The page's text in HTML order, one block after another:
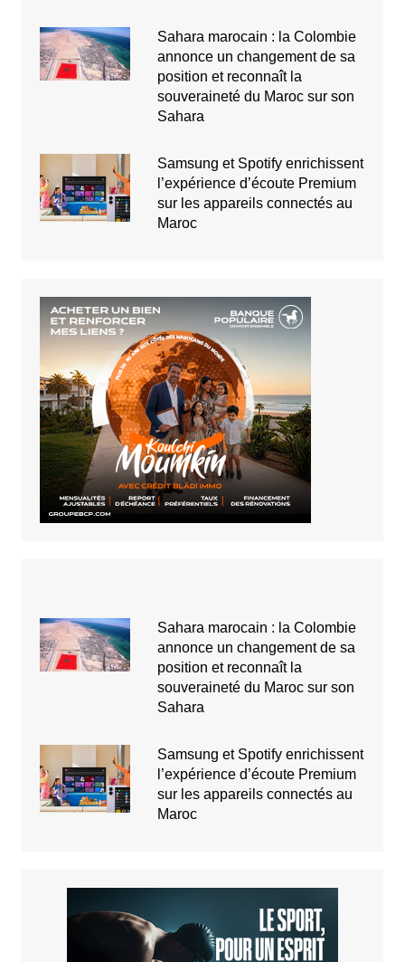
Sahara marocain : la Colombie
annonce un changement de sa
position et reconnaît la
souveraineté du Maroc sur son
Sahara
Samsung et Spotify enrichissent
l’expérience d’écoute Premium
sur les appareils connectés au
Maroc
Sahara marocain : la Colombie
annonce un changement de sa
position et reconnaît la
souveraineté du Maroc sur son
Sahara
Samsung et Spotify enrichissent
l’expérience d’écoute Premium
sur les appareils connectés au
Maroc